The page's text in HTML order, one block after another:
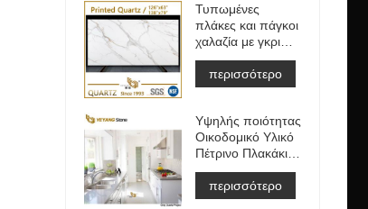
Τυπωμένες
πλάκες και πάγκοι
χαλαζία με γκρι
φλέβα | Γεμάτος
Σώμα Εντυπος
Χαλαζίας PQ005
περισσότερο
Υψηλής ποιότητας
Οικοδομικό Υλικό
Πέτρινο Πλακάκι
Δαπέδου Ανοιχτό
Γκρι Έργα
περισσότερο